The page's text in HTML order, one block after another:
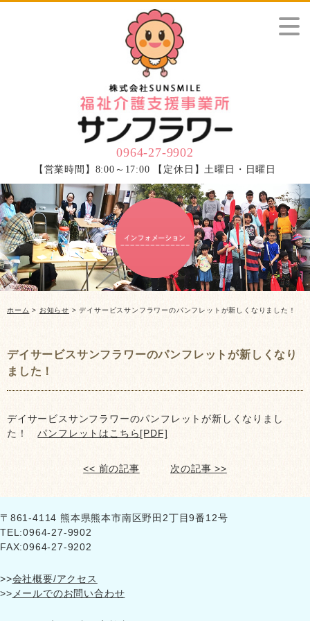
0964-27-9902
【営業時間】8:00～17:00 【定休日】土曜日・日曜日
ホーム > お知らせ > デイサービスサンフラワーのパンフレットが新しくなりました！
デイサービスサンフラワーのパンフレットが新しくなり
ました！
デイサービスサンフラワーのパンフレットが新しくなりまし
た！パンフレットはこちら[PDF]
<< 前の記事 次の記事 >>
〒861-4114 熊本県熊本市南区野田2丁目9番12号
TEL:0964-27-9902
FAX:0964-27-9202
>>会社概要/アクセス
>>メールでのお問い合わせ